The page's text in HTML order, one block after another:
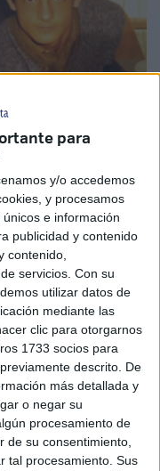
para
y/o accedemos
y procesamos
e información
publicidad y contenido
contenido,
servicios. Con su
utilizar datos de
mediante las
clic para otorgarnos
1733 socios para
descrito. De
más detallada y
o negar su
procesamiento de
de su consentimiento,
tal procesamiento. Sus
del cielo de par
aunque yo era uno
pícara y angelical.
pero
nosotros nunca
que levantaba